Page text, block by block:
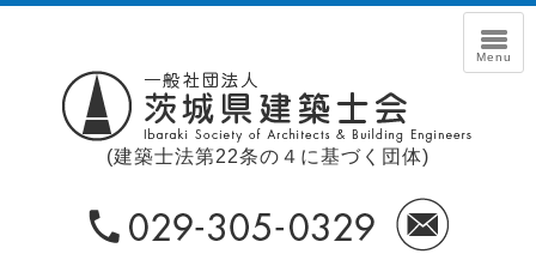
(建築士法第22条の４に基づく団体)